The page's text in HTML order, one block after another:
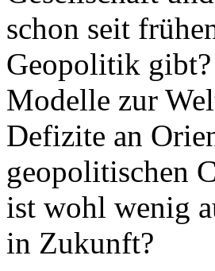
schon seit
Geopolitik gibt?
Modelle zur
Defizite an
geopolitischen
ist wohl wenig
in Zukunft?